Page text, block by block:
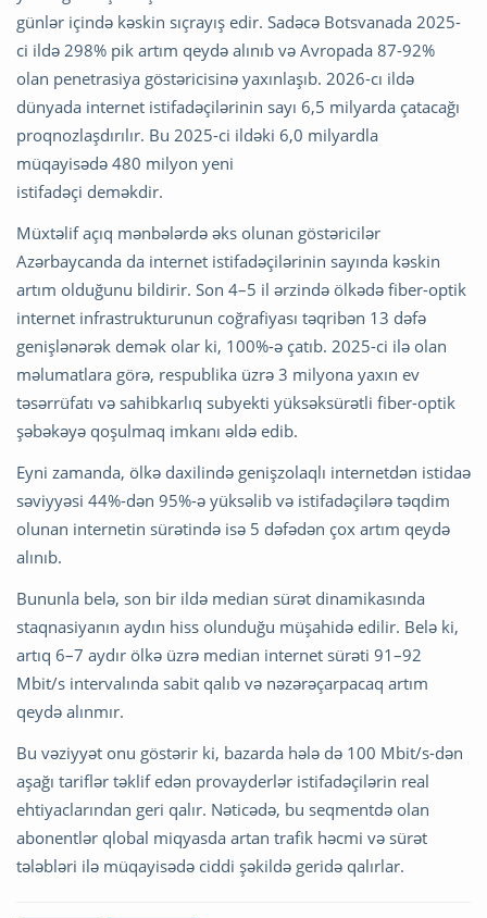
günlər içində kəskin sıçrayış edir. Sadəcə Botsvanada 2025-
ci ildə 298% pik artım qeydə alınıb və Avropada 87-92%
olan penetrasiya göstəricisinə yaxınlaşıb. 2026-cı ildə
dünyada internet istifadəçilərinin sayı 6,5 milyarda çatacağı
proqnozlaşdırılır. Bu 2025-ci ildəki 6,0 milyardla
müqayisədə 480 milyon yeni
istifadəçi deməkdir.
Müxtəlif açıq mənbələrdə əks olunan göstəricilər
Azərbaycanda da internet istifadəçilərinin sayında kəskin
artım olduğunu bildirir. Son 4–5 il ərzində ölkədə fiber-optik
internet infrastrukturunun coğrafiyası təqribən 13 dəfə
genişlənərək demək olar ki, 100%-ə çatıb. 2025-ci ilə olan
məlumatlara görə, respublika üzrə 3 milyona yaxın ev
təsərrüfatı və sahibkarlıq subyekti yüksəksürətli fiber-optik
şəbəkəyə qoşulmaq imkanı əldə edib.
Eyni zamanda, ölkə daxilində genişzolaqlı internetdən istidaə
səviyyəsi 44%-dən 95%-ə yüksəlib və istifadəçilərə təqdim
olunan internetin sürətində isə 5 dəfədən çox artım qeydə
alınıb.
Bununla belə, son bir ildə median sürət dinamikasında
staqnasiyanın aydın hiss olunduğu müşahidə edilir. Belə ki,
artıq 6–7 aydır ölkə üzrə median internet sürəti 91–92
Mbit/s intervalında sabit qalıb və nəzərəçarpacaq artım
qeydə alınmır.
Bu vəziyyət onu göstərir ki, bazarda hələ də 100 Mbit/s-dən
aşağı tariflər təklif edən provayderlər istifadəçilərin real
ehtiyaclarından geri qalır. Nəticədə, bu seqmentdə olan
abonentlər qlobal miqyasda artan trafik həcmi və sürət
tələbləri ilə müqayisədə ciddi şəkildə geridə qalırlar.